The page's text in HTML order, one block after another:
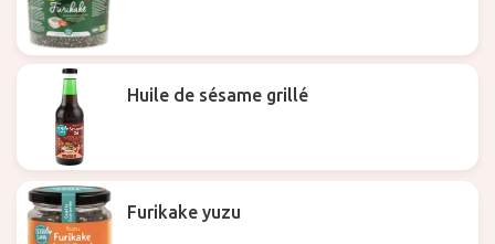
Huile de sésame grillé
Furikake yuzu